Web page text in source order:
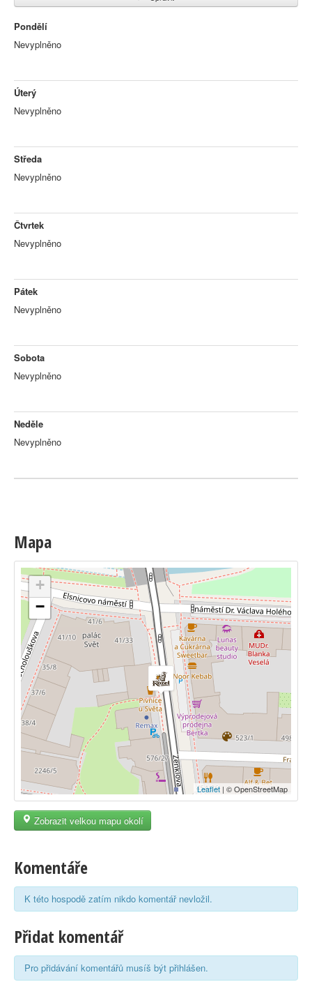
Pondělí
Nevyplněno
Úterý
Nevyplněno
Středa
Nevyplněno
Čtvrtek
Nevyplněno
Pátek
Nevyplněno
Sobota
Nevyplněno
Neděle
Nevyplněno
Mapa
+
−
Leaflet | © OpenStreetMap
Zobrazit velkou mapu okolí
Komentáře
K této hospodě zatím nikdo komentář nevložil.
Přidat komentář
Pro přidávání komentářů musíš být přihlášen.